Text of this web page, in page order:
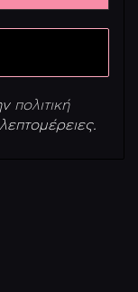
πολιτική